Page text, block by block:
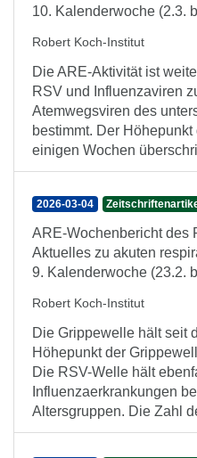
10. Kalenderwoche (2.3.
Robert Koch-Institut
Die ARE-Aktivität ist
RSV und Influenzaviren
Atemwegsviren des
bestimmt. Der
einigen Wochen
2026-03-04
ARE-Wochenbericht des
Aktuelles zu akuten
9. Kalenderwoche (23.2.
Robert Koch-Institut
Die Grippewelle hält seit
Höhepunkt der
Die RSV-Welle hält
Influenzaerkrankungen
Altersgruppen. Die Zahl